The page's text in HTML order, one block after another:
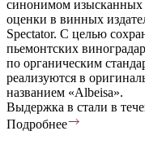
синонимом изысканных
оценки в винных
Spectator. С целью
пьемонтских
по органическим
реализуются в
названием «Albeisa».
Выдержка в стали в
Подробнее